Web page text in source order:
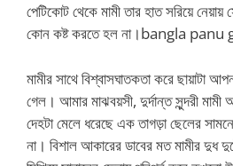
পেটিকোট থেকে মামী তার হাত সরিয়ে
কোন কষ্ট করতে হল না।bangla
মামীর সাথে বিশ্বাসঘাতকতা করে ছায়াটা
গেল। আমার মাঝবয়সী, দুর্দান্ত সুন্দরী মামী
দেহটা মেলে ধরেছে এক তাগড়া ছেলের
না। বিশাল আকারের ডাবের মত মামীর দুধ